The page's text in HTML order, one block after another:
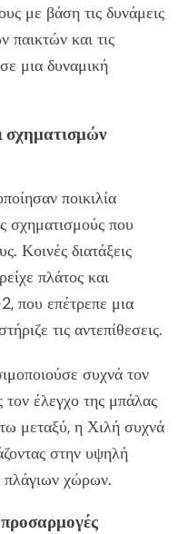
με βάση τις δυνάμεις
παικτών και τις
μια δυναμική
σχηματισμών
ποικιλία
σχηματισμούς που
Κοινές διατάξεις
πλάτος και
που επέτρεπε μια
τις αντεπίθεσεις.
συχνά τον
έλεγχο της μπάλας
μεταξύ, η Χιλή συχνά
στην υψηλή
πλάγιων χώρων.
προσαρμογές